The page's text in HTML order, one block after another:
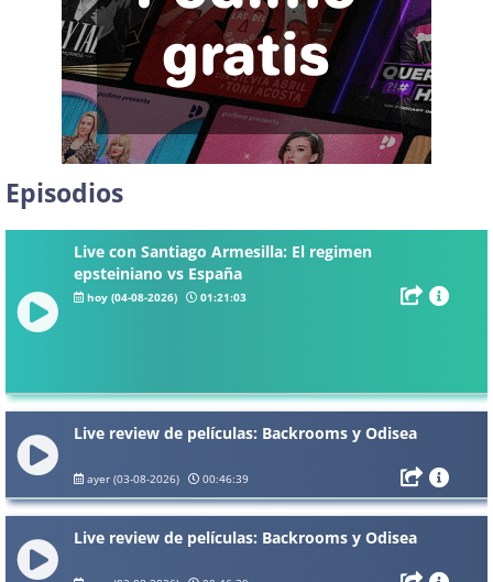
Episodios
Live con Santiago Armesilla: El regimen
epsteiniano vs España
hoy (04-08-2026) 01:21:03
Live review de películas: Backrooms y Odisea
ayer (03-08-2026) 00:46:39
Live review de películas: Backrooms y Odisea